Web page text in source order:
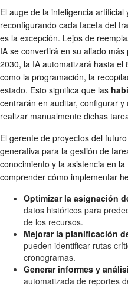
El auge de la inteligencia
reconfigurando cada faceta del
es la excepción. Lejos de
IA se convertirá en su aliado
2030, la IA automatizará hasta el
como la programación, la
estado. Esto significa que las
centrarán en auditar, configurar
realizar manualmente dichas
El gerente de proyectos del
generativa para la gestión de
conocimiento y la asistencia en
comprender cómo implementar
Optimizar la asignación
datos históricos para
de los recursos.
Mejorar la planificación
pueden identificar rutas
cronogramas.
Generar informes y
automatizada de reportes